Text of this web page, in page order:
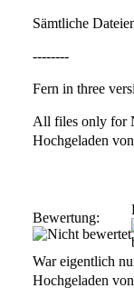
Sämtliche
--------
Fern in three
All files only for
Hochgeladen
Bewertung:
War eigentlich
Hochgeladen